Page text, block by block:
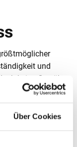
Über Cookies
und
keine Gewähr.
Auf den